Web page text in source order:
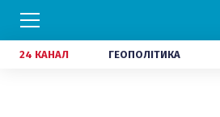
24 КАНАЛ ГЕОПОЛІТИКА